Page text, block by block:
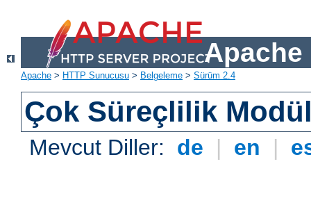
Apache
Apache > HTTP Sunucusu > Belgeleme > Sürüm 2.4
Çok Süreçlilik
Mevcut Diller: de | en |